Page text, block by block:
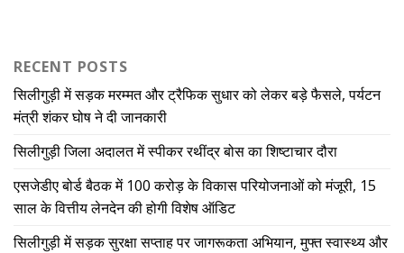
RECENT POSTS
सिलीगुड़ी में सड़क मरम्मत और ट्रैफिक सुधार को लेकर बड़े फैसले, पर्यटन
मंत्री शंकर घोष ने दी जानकारी
सिलीगुड़ी जिला अदालत में स्पीकर रथींद्र बोस का शिष्टाचार दौरा
एसजेडीए बोर्ड बैठक में 100 करोड़ के विकास परियोजनाओं को मंजूरी, 15
साल के वित्तीय लेनदेन की होगी विशेष ऑडिट
सिलीगुड़ी में सड़क सुरक्षा सप्ताह पर जागरूकता अभियान, मुफ्त स्वास्थ्य और